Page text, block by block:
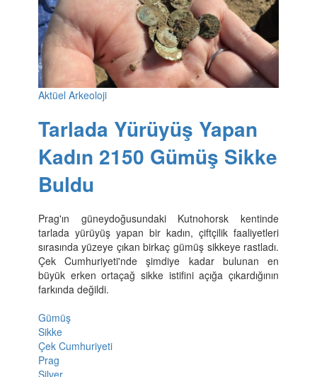
Aktüel Arkeoloji
Tarlada Yürüyüş Yapan
Kadın 2150 Gümüş Sikke
Buldu
Prag'ın güneydoğusundaki Kutnohorsk kentinde
tarlada yürüyüş yapan bir kadın, çiftçilik faaliyetleri
sırasında yüzeye çıkan birkaç gümüş sikkeye rastladı.
Çek Cumhuriyeti'nde şimdiye kadar bulunan en
büyük erken ortaçağ sikke istifini açığa çıkardığının
farkında değildi.
Gümüş
Sikke
Çek Cumhuriyeti
Prag